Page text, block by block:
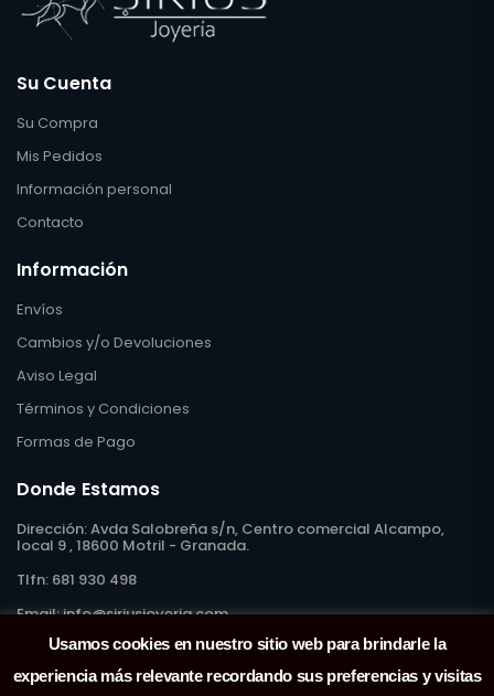
Su Cuenta
Su Compra
Mis Pedidos
Información personal
Contacto
Información
Envíos
Cambios y/o Devoluciones
Aviso Legal
Términos y Condiciones
Formas de Pago
Donde Estamos
Tlfn: 681 930 498
Email:info@siriusjoyeria.com
Dirección:Avda Salobreña s/n, Centro comercial Alcampo,
local 9 , 18600 Motril - Granada.
Usamos cookies en nuestro sitio web para brindarle la
experiencia más relevante recordando sus preferencias y visitas